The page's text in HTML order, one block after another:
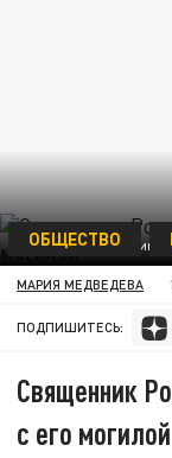
СВЯЩЕННИК
ОБЩЕСТВО
МАРИЯ МЕДВЕДЕВА
ПОДПИШИТЕСЬ:
Священник
с его могилой